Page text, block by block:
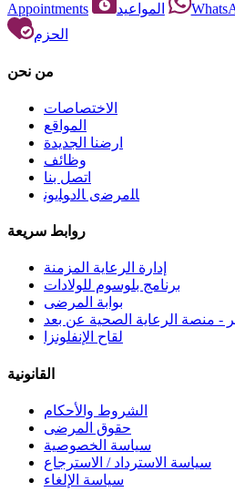
Appointments
المواعيد
الحزم
من نحن
الاختصاصات
المواقع
ارضنا الجديدة
وظائف
اتصل بنا
ﺎﻠﻣﺮﺿﻯ ﺎﻟﺩﻮﻠﻳﻮﻧ
روابط سريعة
إدارة الرعاية المزمنة
برنامج بلوسوم للولادات
بوابة المرضى
- منصة الرعاية الصحية عن بعد
لقاح الإنفلونزا
القانونية
الشروط والأحكام
حقوق المرضى
سياسة الخصوصية
سياسة الاسترداد / الاسترجاع
سياسة الإلغاء